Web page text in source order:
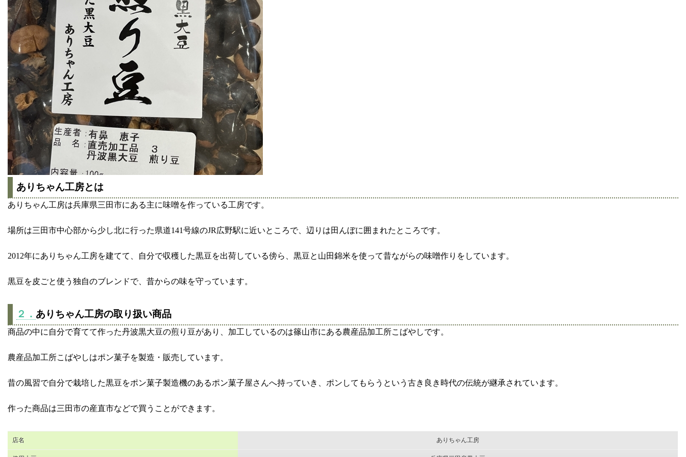
ありちゃん工房とは
ありちゃん工房は兵庫県三田市にある主に味噌を作っている工房です。
場所は三田市中心部から少し北に行った県道141号線のJR広野駅に近いところで、辺りは田んぼに囲まれたところです。
2012年にありちゃん工房を建てて、自分で収穫した黒豆を出荷している傍ら、黒豆と山田錦米を使って昔ながらの味噌作りをしています。
黒豆を皮ごと使う独自のブレンドで、昔からの味を守っています。
２． ありちゃん工房の取り扱い商品
商品の中に自分で育てて作った丹波黒大豆の煎り豆があり、加工しているのは篠山市にある農産品加工所こばやしです。
農産品加工所こばやしはポン菓子を製造・販売しています。
昔の風習で自分で栽培した黒豆をポン菓子製造機のあるポン菓子屋さんへ持っていき、ポンしてもらうという古き良き時代の伝統が継承されています。
作った商品は三田市の産直市などで買うことができます。
店名 ありちゃん工房